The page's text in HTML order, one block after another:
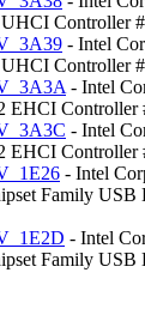
Controller
- Intel
Controller
- Intel
EHCI Controller
- Intel
EHCI Controller
- Intel
Family USB
- Intel
Family USB